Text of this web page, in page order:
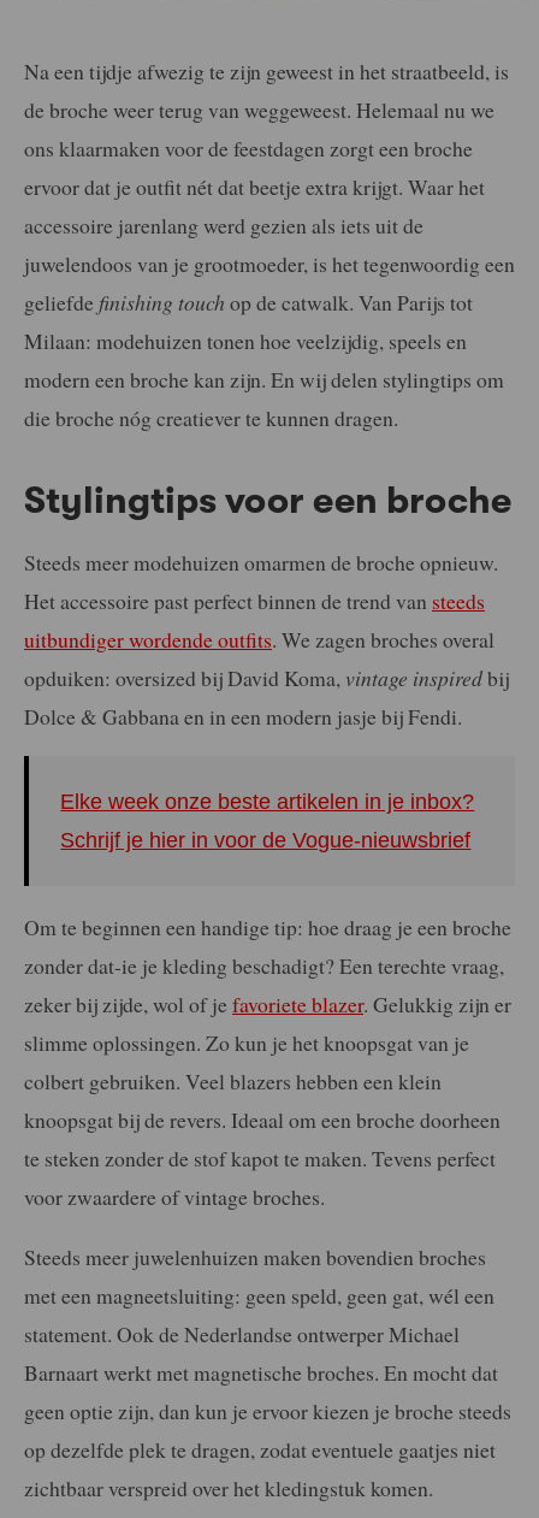
Na een tijdje afwezig te zijn geweest in het straatbeeld, is
de broche weer terug van weggeweest. Helemaal nu we
ons klaarmaken voor de feestdagen zorgt een broche
ervoor dat je outfit nét dat beetje extra krijgt. Waar het
accessoire jarenlang werd gezien als iets uit de
juwelendoos van je grootmoeder, is het tegenwoordig een
geliefde finishing touch op de catwalk. Van Parijs tot
Milaan: modehuizen tonen hoe veelzijdig, speels en
modern een broche kan zijn. En wij delen stylingtips om
die broche nóg creatiever te kunnen dragen.
Stylingtips voor een broche
Steeds meer modehuizen omarmen de broche opnieuw.
Het accessoire past perfect binnen de trend van steeds
uitbundiger wordende outfits. We zagen broches overal
opduiken: oversized bij David Koma, vintage inspiredbij
Dolce & Gabbana en in een modern jasje bij Fendi.
Elke week onze beste artikelen in je inbox?
Schrijf je hier in voor de Vogue-nieuwsbrief
Om te beginnen een handige tip: hoe draag je een broche
zonder dat-ie je kleding beschadigt? Een terechte vraag,
zeker bij zijde, wol of je favoriete blazer. Gelukkig zijn er
slimme oplossingen. Zo kun je het knoopsgat van je
colbert gebruiken. Veel blazers hebben een klein
knoopsgat bij de revers. Ideaal om een broche doorheen
te steken zonder de stof kapot te maken. Tevens perfect
voor zwaardere of vintage broches.
Steeds meer juwelenhuizen maken bovendien broches
met een magneetsluiting: geen speld, geen gat, wél een
statement. Ook de Nederlandse ontwerper Michael
Barnaart werkt met magnetische broches. En mocht dat
geen optie zijn, dan kun je ervoor kiezen je broche steeds
op dezelfde plek te dragen, zodat eventuele gaatjes niet
zichtbaar verspreid over het kledingstuk komen.